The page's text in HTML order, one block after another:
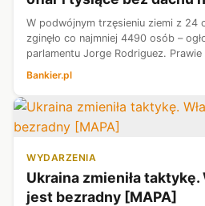
W podwójnym trzęsieniu ziemi z 24
zginęło co najmniej 4490 osób –
parlamentu Jorge Rodriguez.
nad głową, a w obozach
powstrzymać szerzenie się...
Bankier.pl
WYDARZENIA
Ukraina zmieniła taktykę.
jest bezradny [MAPA]